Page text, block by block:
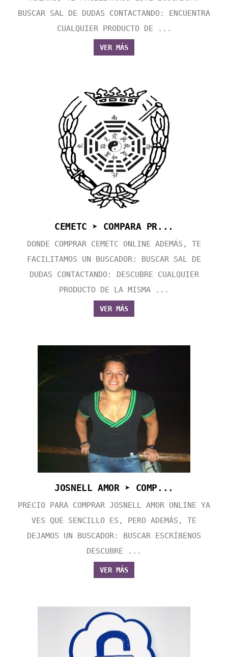
BUSCAR SAL DE DUDAS CONTACTANDO: ENCUENTRA
CUALQUIER PRODUCTO DE ...
VER MÁS
CEMETC ➤ COMPARA PR...
DONDE COMPRAR CEMETC ONLINE ADEMÁS, TE
FACILITAMOS UN BUSCADOR: BUSCAR SAL DE
DUDAS CONTACTANDO: DESCUBRE CUALQUIER
PRODUCTO DE LA MISMA ...
VER MÁS
JOSNELL AMOR ➤ COMP...
PRECIO PARA COMPRAR JOSNELL AMOR ONLINE YA
VES QUE SENCILLO ES, PERO ADEMÁS, TE
DEJAMOS UN BUSCADOR: BUSCAR ESCRÍBENOS
DESCUBRE ...
VER MÁS